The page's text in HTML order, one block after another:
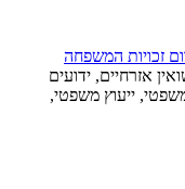
אזרחיים, ידועים
ייעוץ משפטי,